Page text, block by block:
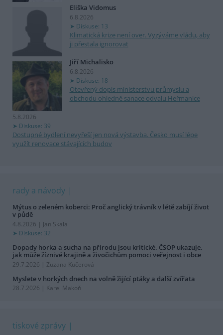
Eliška Vidomus
6.8.2026
Diskuse: 13
Klimatická krize není over. Vyzýváme vládu, aby
ji přestala ignorovat
Jiří Michalisko
6.8.2026
Diskuse: 18
Otevřený dopis ministerstvu průmyslu a
obchodu ohledně sanace odvalu Heřmanice
5.8.2026
Diskuse: 39
Dostupné bydlení nevyřeší jen nová výstavba. Česko musí lépe
využít renovace stávajících budov
rady a návody
Mýtus o zeleném koberci: Proč anglický trávník v létě zabíjí život
v půdě
4.8.2026 | Jan Skala
Diskuse: 32
Dopady horka a sucha na přírodu jsou kritické. ČSOP ukazuje,
jak může žíznivé krajině a živočichům pomoci veřejnost i obce
29.7.2026 | Zuzana Kučerová
Myslete v horkých dnech na volně žijící ptáky a další zvířata
28.7.2026 | Karel Makoň
tiskové zprávy